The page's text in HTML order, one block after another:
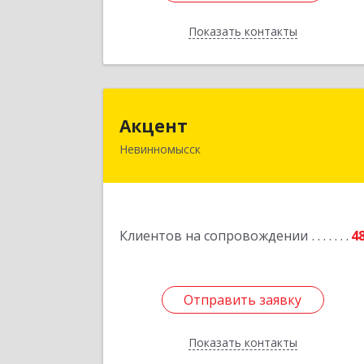
Показать контакты
Назад
Акцент
Невинномысск
Клиентов на сопровождении
Отправить заявку
Показать контакты
357112, Ставропольский край,
Отправить заявку
Назад